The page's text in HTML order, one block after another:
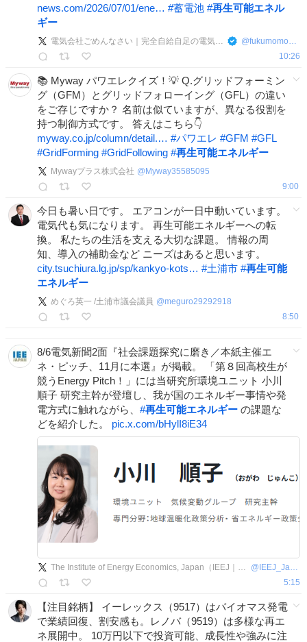
news.com/2026/07/01/ene… #蓄電池 #再生可能エネル
ギー
電気会社ごめんなさい｜完全自給自足の電気生活（たぶん） @fukumomo3_solar
10:26
📚 Myway パワエレクイズ！💡 Q.グリッドフォーミン
グ（GFM）とグリッドフォローイング（GFL）の違い
をご存じですか？ 名前は似ていますが、異なる役割を
持つ制御方式です。 答えはこちら👇
myway.co.jp/column/detail.… #パワエレ #GFM #GFL
#GridForming #GridFollowing #再生可能エネルギー
Mywayプラス株式会社 @ Myway35585095
9:00
今日も暑い日です。 エアコンが一日中動いています。
電気代も気になります。 再生可能エネルギーへの転
換。 私たちの生活を支える大切な課題。 情報の周
知、導入の補助金など ニーズはあると思います。
city.tsuchiura.lg.jp/sp/kankyo-kots… #土浦市 #再生可能
エネルギー
めぐろ英一 /土浦市議会議員 @meguro29292918
8:50
8/6電気新聞2面『社会課題探究に磨き／本紙主催エ
ネ・ピッチ、11月に本選』が掲載。 「第８回高校生が
競うEnergy Pitch！」には当研究所環境ユニット 小川
順子 研究主幹が登壇し、我が国のエネルギー事情や発
電方式に触れながら、 #再生可能エネルギー の課題な
どを紹介した。 pic.x.com/bHylI8iE34
The Institute of Energy Economics, Japan（IEEJ｜エネ研） @ IEEJ_Japan
5:15
【注目銘柄】 イーレックス（9517）はバイオマス発電
で業績回復、割安感も。レノバ（9519）は多様な再エ
ネ展開中。 10万円以下で投資可能、成長性や強みに注